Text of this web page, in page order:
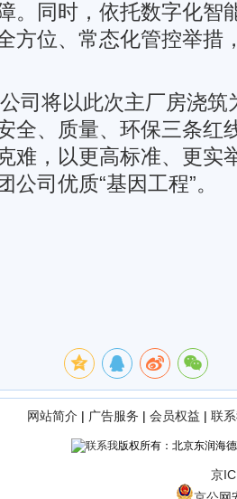
。同时，依托数字化智
方位、常态化管控举措
司将以此次主厂房浇筑
全、质量、环保三条红
难，以更高标准、更实
司优质“基因工程”。
网站简介 | 广告服务 | 会员权益 | 联
版权所有：北京东润海
京